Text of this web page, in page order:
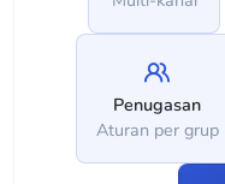
Penugasan
Aturan per grup